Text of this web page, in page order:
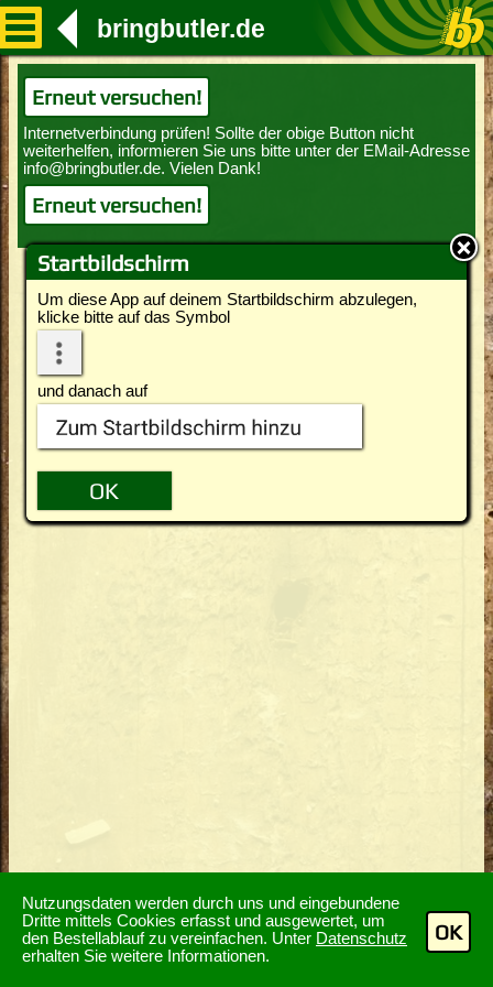
Nutzungsdaten werden durch uns und eingebundene
Dritte mittels Cookies erfasst und ausgewertet, um
den Bestellablauf zu vereinfachen. Unter Datenschutz
erhalten Sie weitere Informationen.
OK
Startbildschirm
Um diese App auf deinem Startbildschirm abzulegen,
klicke bitte auf das Symbol
und danach auf
bringbutler.de
Erneut versuchen!
Erneut versuchen!